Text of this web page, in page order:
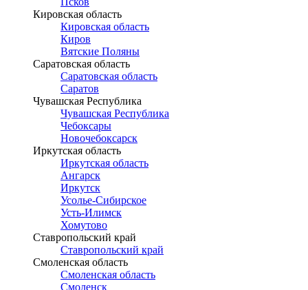
Кировская область
Кировская область
Киров
Вятские Поляны
Саратовская область
Саратовская область
Саратов
Чувашская Республика
Чувашская Республика
Чебоксары
Новочебоксарск
Иркутская область
Иркутская область
Ангарск
Иркутск
Усолье-Сибирское
Усть-Илимск
Хомутово
Ставропольский край
Ставропольский край
Смоленская область
Смоленская область
Смоленск